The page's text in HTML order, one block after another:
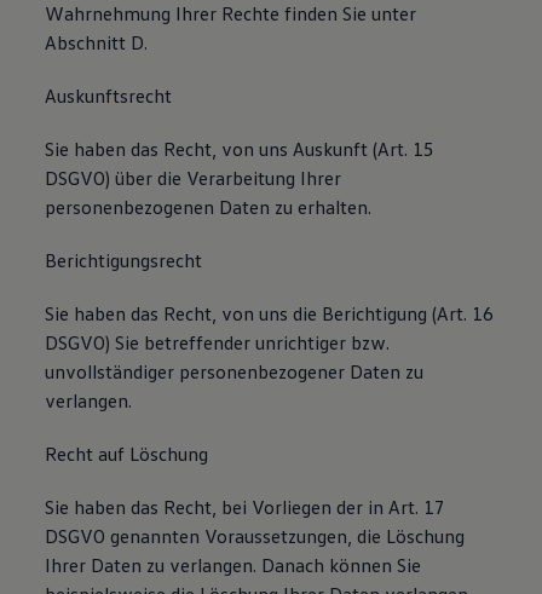
Wahrnehmung Ihrer Rechte finden Sie unter
Abschnitt D.
Auskunftsrecht
Sie haben das Recht, von uns Auskunft (Art. 15
DSGVO) über die Verarbeitung Ihrer
personenbezogenen Daten zu erhalten.
Berichtigungsrecht
Sie haben das Recht, von uns die Berichtigung (Art. 16
DSGVO) Sie betreffender unrichtiger bzw.
unvollständiger personenbezogener Daten zu
verlangen.
Recht auf Löschung
Sie haben das Recht, bei Vorliegen der in Art. 17
DSGVO genannten Voraussetzungen, die Löschung
Ihrer Daten zu verlangen. Danach können Sie